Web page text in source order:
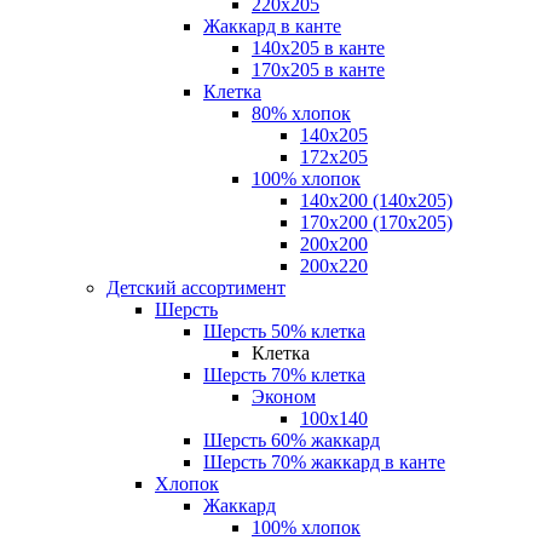
220х205
Жаккард в канте
140х205 в канте
170х205 в канте
Клетка
80% хлопок
140x205
172х205
100% хлопок
140x200 (140х205)
170x200 (170х205)
200х200
200х220
Детский ассортимент
Шерсть
Шерсть 50% клетка
Клетка
Шерсть 70% клетка
Эконом
100x140
Шерсть 60% жаккард
Шерсть 70% жаккард в канте
Хлопок
Жаккард
100% хлопок